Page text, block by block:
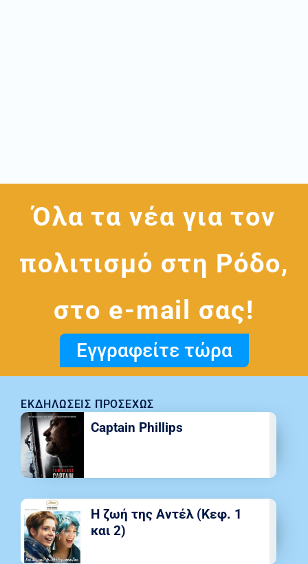
Όλα τα νέα για τον
πολιτισμό στη Ρόδο,
στο e-mail σας!
Εγγραφείτε τώρα
ΕΚΔΗΛΏΣΕΙΣ ΠΡΟΣΕΧΏΣ
Captain Phillips
Η ζωή της Αντέλ (Κεφ. 1
και 2)